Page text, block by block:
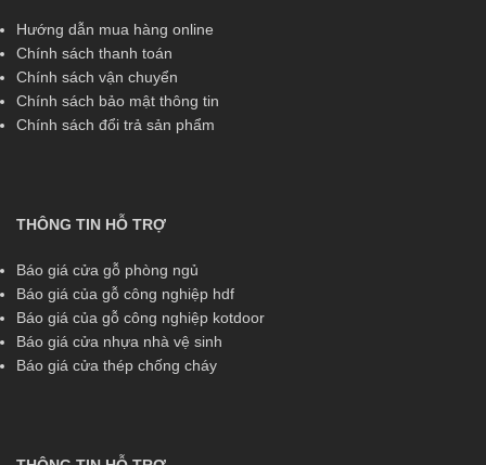
Hướng dẫn mua hàng online
Chính sách thanh toán
Chính sách vận chuyển
Chính sách bảo mật thông tin
Chính sách đổi trả sản phẩm
THÔNG TIN HỖ TRỢ
Báo giá cửa gỗ phòng ngủ
Báo giá của gỗ công nghiệp hdf
Báo giá của gỗ công nghiệp kotdoor
Báo giá cửa nhựa nhà vệ sinh
Báo giá cửa thép chống cháy